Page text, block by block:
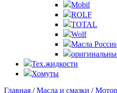
Mobil
ROLF
TOTAL
Wolf
Масла
Тех.жидкости
Хомуты
Главная /Масла и смазки /